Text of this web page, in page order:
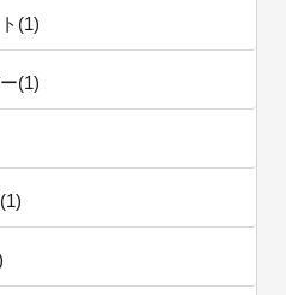
(1)
(1)